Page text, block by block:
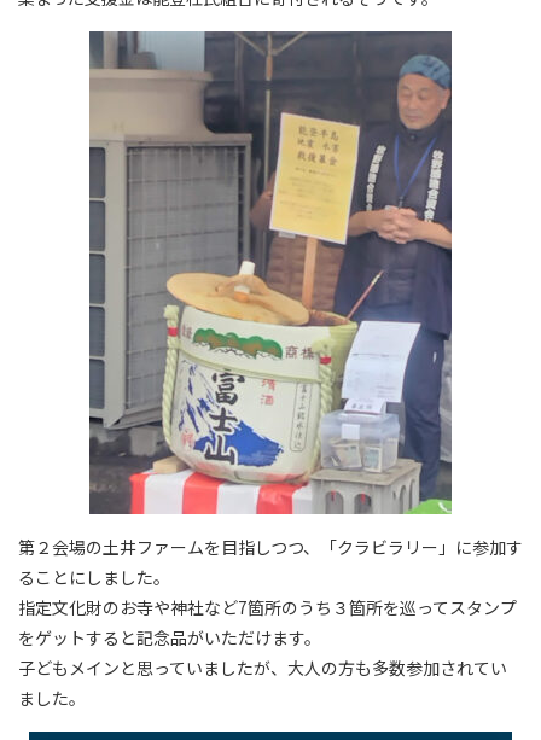
第２会場の土井ファームを目指しつつ、「クラビラリー」に参加す
ることにしました。
指定文化財のお寺や神社など7箇所のうち３箇所を巡ってスタンプ
をゲットすると記念品がいただけます。
子どもメインと思っていましたが、大人の方も多数参加されてい
ました。